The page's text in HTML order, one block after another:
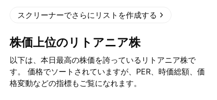
スクリーナーでさらにリストを作成する
株価上位のリトアニア株
以下は、本日最高の株価を誇っているリトアニア株で
す。 価格でソートされていますが、PER、時価総額、価
格変動などの指標もご覧になれます。